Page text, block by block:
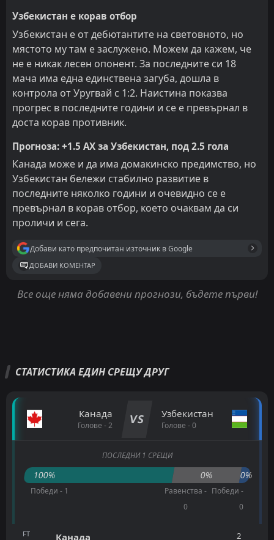
Узбекистан е корав отбор
Узбекистан е от дебютантите на световното, но
мястото му там е заслужено. Можем да кажем, че
не е никак лесен опонент. За последните си 18
мача има една единствена загуба, дошла в
контрола от Уругвай с 1:2. Наистина показва
прогрес в последните години и се е превърнал в
доста корав противник.
Прогноза: +1.5 АХ за Узбекистан, под 2.5 гола
Канада може и да има домакинско предимство, но
Узбекистан бележи стабилно развитие в
последните няколко години и очевидно се е
превърнал в корав отбор, което очаквам да си
проличи и сега.
Добави като предпочитан източник в Google
ДОБАВИ КОМЕНТАР
Все още няма добавени прогнози, бъдете първи!
СТАТИСТИКА ЕДИН СРЕЩУ ДРУГ
Канада
Голове - 2 VS Узбекистан
Голове - 0
ПОСЛЕДНИ 1 СРЕЩИ
100% 0% 0%
Победи - 1
Равенства -
0
Победи -
0
FT
Канада 2